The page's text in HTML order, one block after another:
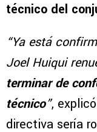
técnico del
“Ya está
Joel Huiqui
terminar de
técnico”,
directiva sería